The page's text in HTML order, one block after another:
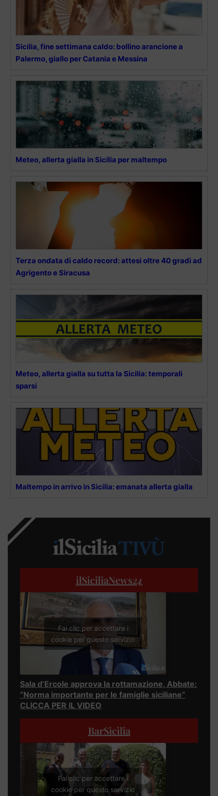
Sicilia, fine settimana caldo: bollino arancione a
Palermo, giallo per Catania e Messina
Meteo, allerta gialla in Sicilia per maltempo
Terza ondata di caldo record: attesi oltre 40 gradi ad
Agrigento e Siracusa
Meteo, allerta gialla su tutta la Sicilia: temporali
sparsi
Maltempo in arrivo in Sicilia: emanata allerta gialla
ilSiciliaNews24
Fai clic per accettare i
cookie per questo servizio
Sala d’Ercole approva la rottamazione, Abbate:
“Norma importante per le famiglie siciliane”
CLICCA PER IL VIDEO
BarSicilia
Fai clic per accettare i
cookie per questo servizio